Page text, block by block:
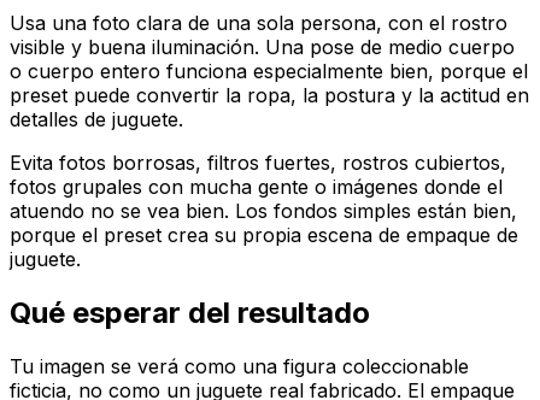
Usa una foto clara de una sola persona, con el rostro
visible y buena iluminación. Una pose de medio cuerpo
o cuerpo entero funciona especialmente bien, porque el
preset puede convertir la ropa, la postura y la actitud en
detalles de juguete.
Evita fotos borrosas, filtros fuertes, rostros cubiertos,
fotos grupales con mucha gente o imágenes donde el
atuendo no se vea bien. Los fondos simples están bien,
porque el preset crea su propia escena de empaque de
juguete.
Qué esperar del resultado
Tu imagen se verá como una figura coleccionable
ficticia, no como un juguete real fabricado. El empaque